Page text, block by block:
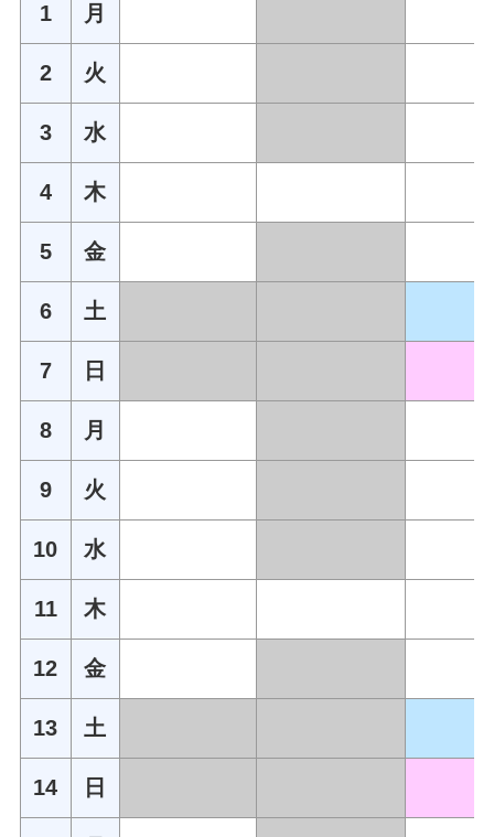
1 月
2 火
3 水
4 木
5 金
6 土
7 日
8 月
9 火
10 水
11 木
12 金
13 土
14 日